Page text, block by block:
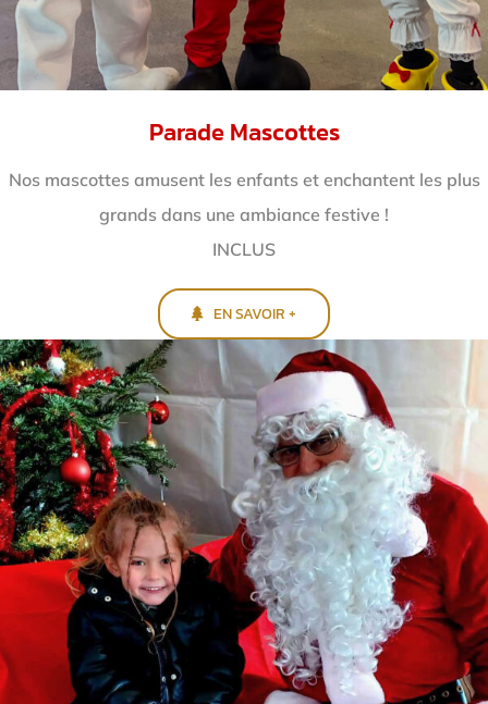
Parade Mascottes
Nos mascottes amusent les enfants et enchantent les plus
grands dans une ambiance festive !
INCLUS
EN SAVOIR +